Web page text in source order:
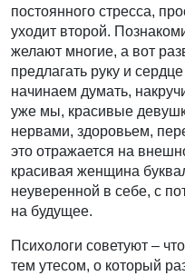
постоянного стресса,
уходит второй.
желают многие, а вот
предлагать руку и
начинаем думать,
уже мы, красивые
нервами, здоровьем,
это отражается на
красивая женщина
неуверенной в себе, с
на будущее.
Психологи советуют –
тем утесом, о который